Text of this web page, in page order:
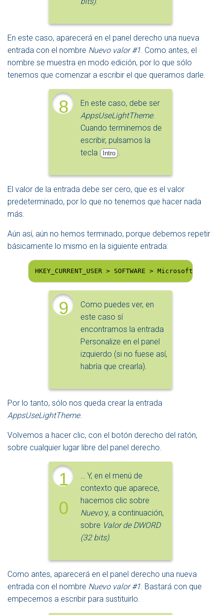
En este caso, aparecerá en el panel derecho una nueva
entrada con el nombre Nuevo valor #1. Como antes, el
nombre se muestra en modo edición, por lo que sólo
tenemos que comenzar a escribir el que queramos darle.
8
En este caso, debe ser
AppsUseLightTheme.
Cuando terminemos de
escribir, pulsamos la
tecla
Intro .
El valor de la entrada debe ser cero, que es el valor
predeterminado, por lo que no tenemos que hacer nada
más.
Aún así, aún no hemos terminado, porque debemos repetir
básicamente lo mismo en la siguiente entrada:
HKEY_CURRENT_USER > SOFTWARE > Microsoft
9
Como puedes ver, en
este caso sí
encontramos la entrada
Personalize en el panel
izquierdo (si no fuese así,
habría que crearla).
Por lo tanto, sólo nos queda crear la entrada
AppsUseLightTheme.
Volvemos a hacer clic, con el botón derecho del ratón,
sobre cualquier lugar libre del panel derecho.
1
0
… Y, en el menú de
contexto que aparece,
hacemos clic sobre
Nuevoy, a continuación,
sobre Valor de DWORD
(32 bits).
Como antes, aparecerá en el panel derecho una nueva
entrada con el nombre Nuevo valor #1. Bastará con que
empecemos a escribir para sustituirlo.